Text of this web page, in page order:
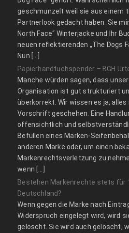
geschmunzelt weil sie aus einem
Partnerlook gedacht haben. Sie
North Face“ Winterjacke und Ihr
neuen reflektierenden „The Dogs
Nun […]
Papierhandtuchspender – BGH
Manche würden sagen, dass
Organisation ist gut strukturiert
überkorrekt. Wir wissen es ja,
Vorschrift geschehen. Eine
offensichtlich und
Befüllen eines Marken-
anderen Marke oder, um einen
Markenrechtsverletzung zu
wenn […]
Bestehen Markenrechte stets für
Deutschland?
Wenn gegen die Marke nach
Widerspruch eingelegt wird, wird
gelöscht. Sie wird auch gelöscht,